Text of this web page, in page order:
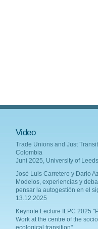
Video
Trade Unions and Just
Colombia
Juni 2025, University of Leeds
Josè Luis Carretero y Dario
Modelos, experiencias y
pensar la autogestión en el
13.12.2025
Keynote Lecture ILPC 2025
Work at the centre of the
ecological transition"